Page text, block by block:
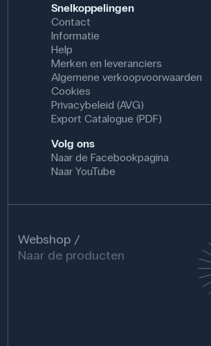
Snelkoppelingen
Contact
Informatie
Help
Merken en leveranciers
Algemene verkoopvoorwaarden
Cookies
Privacybeleid (AVG)
Export Catalogue (PDF)
Volg ons
Naar de Facebookpagina
Naar YouTube
Webshop
Naar de producten